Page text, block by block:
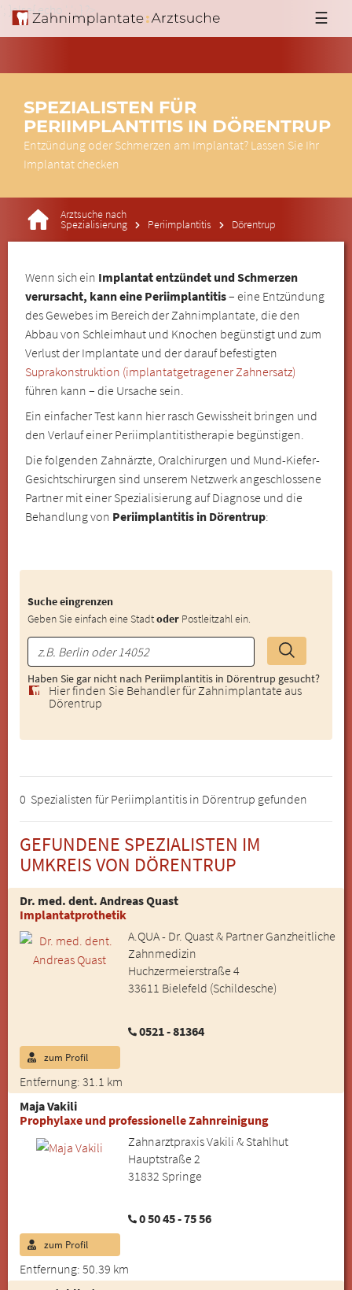
'; }else{ echo ' '; } ?> ☰
SPEZIALISTEN FÜR
PERIIMPLANTITIS IN DÖRENTRUP
Entzündung oder Schmerzen am Implantat? Lassen Sie Ihr
Implantat checken
Arztsuche nach
Spezialisierung Periimplantitis Dörentrup
Wenn sich ein Implantat entzündet und Schmerzen
verursacht, kann eine Periimplantitis– eine Entzündung
des Gewebes im Bereich der Zahnimplantate, die den
Abbau von Schleimhaut und Knochen begünstigt und zum
Verlust der Implantate und der darauf befestigten
Suprakonstruktion (implantatgetragener Zahnersatz)
führen kann – die Ursache sein.
Ein einfacher Test kann hier rasch Gewissheit bringen und
den Verlauf einer Periimplantitistherapie begünstigen.
Die folgenden Zahnärzte, Oralchirurgen und Mund-Kiefer-
Gesichtschirurgen sind unserem Netzwerk angeschlossene
Partner mit einer Spezialisierung auf Diagnose und die
Behandlung von Periimplantitis in Dörentrup:
Suche eingrenzen
Geben Sie einfach eine Stadtoder Postleitzahl ein.
Haben Sie gar nicht nach Periimplantitis in Dörentrup gesucht?
Hier finden Sie Behandler für Zahnimplantate aus
Dörentrup
0 Spezialisten für Periimplantitis in Dörentrup gefunden
GEFUNDENE SPEZIALISTEN IM
UMKREIS VON DÖRENTRUP
Dr. med. dent. Andreas Quast
Implantatprothetik
A.QUA - Dr. Quast & Partner Ganzheitliche
Zahnmedizin
Huchzermeierstraße 4
33611 Bielefeld (Schildesche)
0521 - 81364
Entfernung: 31.1 km
zum Profil
Maja Vakili
Prophylaxe und professionelle Zahnreinigung
Zahnarztpraxis Vakili & Stahlhut
Hauptstraße 2
31832 Springe
0 50 45 - 75 56
Entfernung: 50.39 km
zum Profil